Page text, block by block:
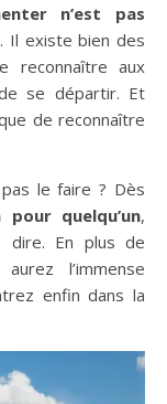
n’est pas
Il existe bien des
reconnaître aux
se départir. Et
de reconnaître
le faire ? Dès
pour quelqu’un,
dire. En plus de
l’immense
enfin dans la